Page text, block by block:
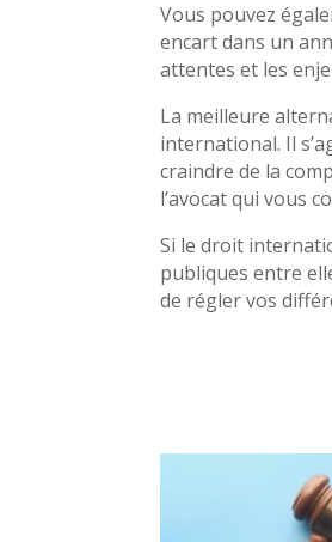
Vous pouvez
encart dans un
attentes et les
La meilleure
international. Il
craindre de la
l’avocat qui vous
Si le droit
publiques entre
de régler vos